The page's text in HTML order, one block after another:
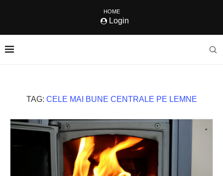
HOME
Login
TAG: CELE MAI BUNE CENTRALE PE LEMNE